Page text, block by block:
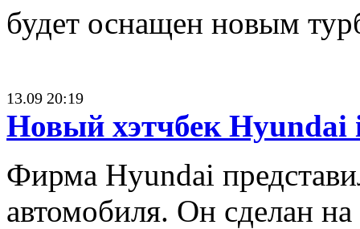
будет оснащен новым
13.09 20:19
Новый хэтчбек Hyundai
Фирма Hyundai
автомобиля. Он сделан